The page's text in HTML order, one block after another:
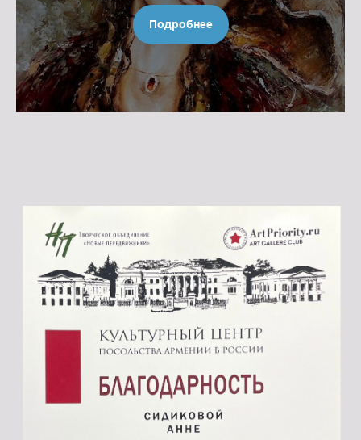
Подробнее